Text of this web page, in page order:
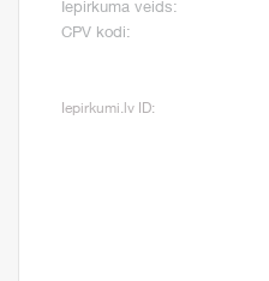
Iepirkuma veids:
CPV kodi:
Iepirkumi.lv ID: